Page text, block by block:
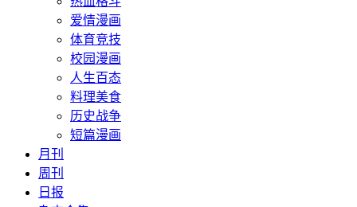
爱情漫画
体育竞技
校园漫画
人生百态
料理美食
历史战争
短篇漫画
月刊
周刊
日报